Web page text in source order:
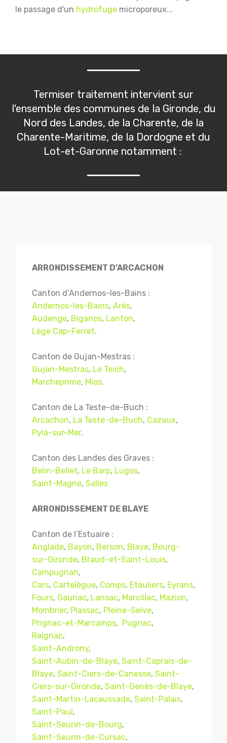
le passage d'un hydrofuge microporeux...
Termiser traitement intervient sur
l'ensemble des communes de la Gironde, du
Nord des Landes, de la Charente, de la
Charente-Maritime, de la Dordogne et du
Lot-et-Garonne notamment :
ARRONDISSEMENT D’ARCACHON
Canton d’Andernos-les-Bains :
Andernos-les-Bains, Arès,
Audenge, Biganos, Lanton,
Lège Cap-Ferret.
Canton de Gujan-Mestras :
Gujan-Mestras, Le Teich,
Marcheprime, Mios.
Canton de La Teste-de-Buch :
Arcachon, La Teste-de-Buch, Cazaux,
Pyla-sur-Mer.
Canton des Landes des Graves :
Belin-Beliet, Le Barp, Lugos,
Saint-Magne, Salles
ARRONDISSEMENT DE BLAYE
Canton de l’Estuaire :
Anglade, Bayon, Berson, Blaye, Bourg-
sur-Gironde, Braud-et-Saint-Louis,
Campugnan,
Cars, Cartelègue, Comps, Etauliers, Eyrans,
Fours, Gauriac, Lansac, Marcillac, Mazion,
Mombrier, Plassac, Pleine-Selve,
Prignac-et-Marcamps, Pugnac,
Reignac,
Saint-Androny,
Saint-Aubin-de-Blaye, Saint-Caprais-de-
Blaye, Saint-Ciers-de-Canesse, Saint-
Ciers-sur-Gironde, Saint-Genès-de-Blaye,
Saint-Martin-Lacaussade, Saint-Palais,
Saint-Paul,
Saint-Seurin-de-Bourg,
Saint-Seurin-de-Cursac,